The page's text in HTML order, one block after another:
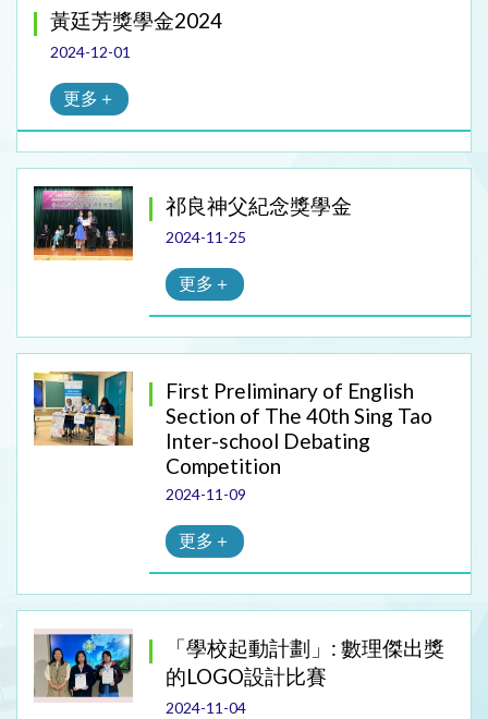
黃廷芳獎學金2024
2024-12-01
更多＋
祁良神父紀念獎學金
2024-11-25
更多＋
First Preliminary of English
Section of The 40th Sing Tao
Inter-school Debating
Competition
2024-11-09
更多＋
「學校起動計劃」: 數理傑出獎
的LOGO設計比賽
2024-11-04